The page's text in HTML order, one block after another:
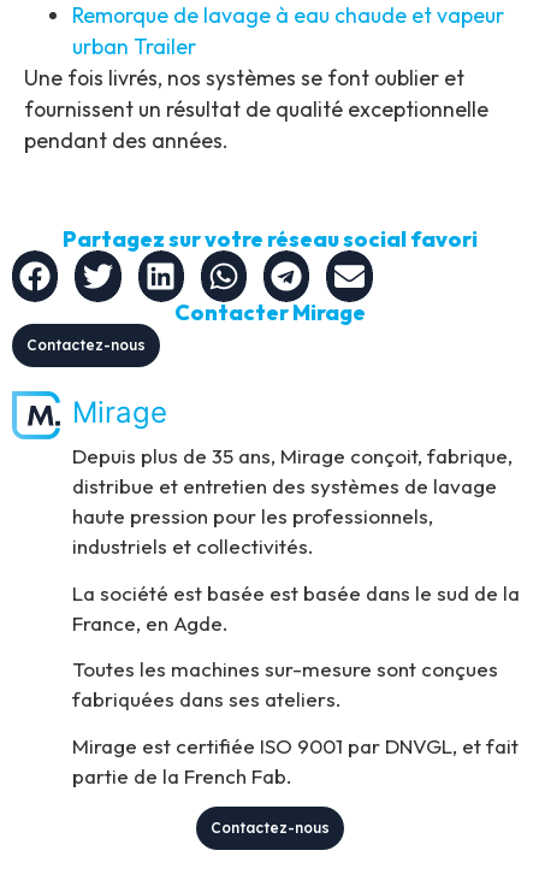
Remorque de lavage à eau chaude et vapeur
urban Trailer
Une fois livrés, nos systèmes se font oublier et
fournissent un résultat de qualité exceptionnelle
pendant des années.
Partagez sur votre réseau social favori
Contacter Mirage
Contactez-nous
Mirage
Depuis plus de 35 ans, Mirage conçoit, fabrique,
distribue et entretien des systèmes de lavage
haute pression pour les professionnels,
industriels et collectivités.
La société est basée est basée dans le sud de la
France, en Agde.
Toutes les machines sur-mesure sont conçues
fabriquées dans ses ateliers.
Mirage est certifiée ISO 9001 par DNVGL, et fait
partie de la French Fab.
Contactez-nous